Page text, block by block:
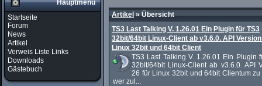
Hauptmenü
Startseite
Forum
News
Artikel
Verweis Liste Links
Downloads
Gästebuch
Artikel»Übersicht
TS3 Last Talking V. 1.26.01 Ein Plugin für TS3
32bit/64bit Linux-Client ab v3.6.0. API
Linux 32bit und 64bit Client
TS3 Last Talking V. 1.26.01 Ein Plugin
32bit/64bit Linux-Client ab v3.6.0. API
26 für Linux 32bit und 64bit Clientum
wer zul...